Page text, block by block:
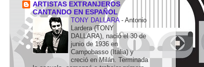
ARTISTAS EXTRANJEROS
CANTANDO EN ESPAÑOL
TONY DALLARA - Antonio
Lardera (TONY
DALLARA), nació el 30 de
junio de 1936 en
Campobasso (Italia) y
creció en Milán. Terminada